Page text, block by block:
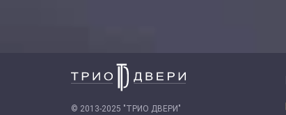
© 2013-2025 "ТРИО ДВЕРИ"